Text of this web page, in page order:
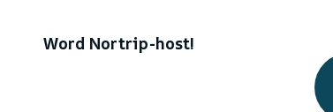
Word Nortrip-host!